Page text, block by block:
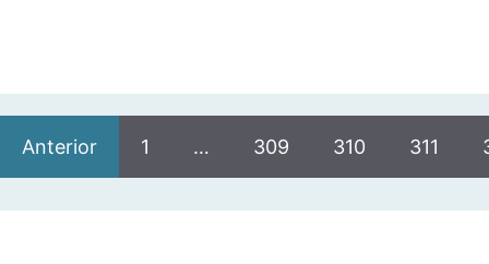
Anterior 1 … 309 310 311